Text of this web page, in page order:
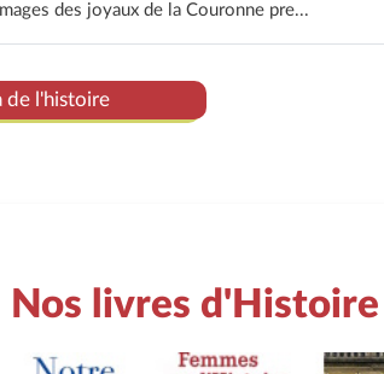
des joyaux de la Couronne pre...
de l'histoire
Nos livres d'Histoire